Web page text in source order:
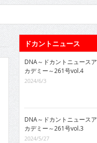
ドカントニュース
DNA～ドカントニュースア
カデミー～261号vol.4
2024/6/3
DNA～ドカントニュースア
カデミー～261号vol.3
2024/5/27